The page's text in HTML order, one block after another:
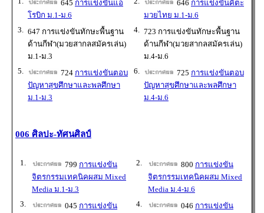
645 การแข่งขันแอ
โรบิก ม.1-ม.6
646 การแข่งขันคีตะ
มวยไทย ม.1-ม.6
3. 647 การแข่งขันทักษะพื้นฐาน
ด้านกีฬา(มวยสากลสมัครเล่น)
ม.1-ม.3
4. 723 การแข่งขันทักษะพื้นฐาน
ด้านกีฬา(มวยสากลสมัครเล่น)
ม.4-ม.6
5.
724 การแข่งขันตอบ
ปัญหาสุขศึกษาและพลศึกษา
ม.1-ม.3
6. 725 การแข่งขันตอบ
ปัญหาสุขศึกษาและพลศึกษา
ม.4-ม.6
006 ศิลปะ-ทัศนศิลป์
1. 799 การแข่งขัน
จิตรกรรมเทคนิคผสม Mixed
Media ม.1-ม.3
2. 800 การแข่งขัน
จิตรกรรมเทคนิคผสม Mixed
Media ม.4-ม.6
3.
045 การแข่งขัน
4. 046 การแข่งขัน